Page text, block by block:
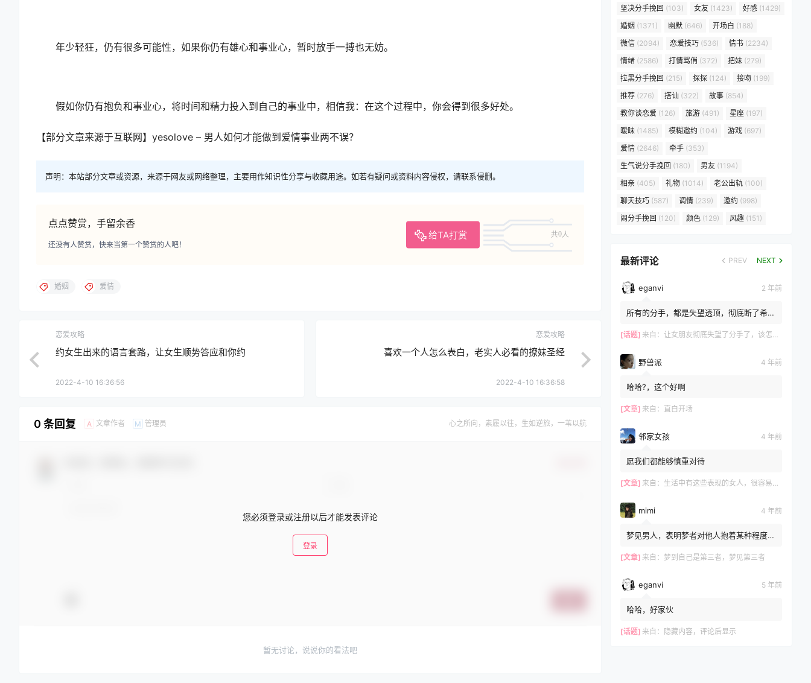
年少轻狂，仍有很多可能性，如果你仍有雄心和事业心，暂时放手一搏也无妨。
假如你仍有抱负和事业心，将时间和精力投入到自己的事业中，相信我：在这个过程中，你会得到很多好处。
【部分文章来源于互联网】yesolove – 男人如何才能做到爱情事业两不误？
声明：本站部分文章或资源，来源于网友或网络整理，主要用作知识性分享与收藏用途。如若有疑问或资料内容侵权，请联系侵删。
点点赞赏，手留余香
给TA打赏 共0人
还没有人赞赏，快来当第一个赞赏的人吧！
婚姻 爱情
恋爱攻略
约女生出来的语言套路，让女生顺势答应和你约
2022-4-10 16:36:56
恋爱攻略
喜欢一个人怎么表白，老实人必看的撩妹圣经
2022-4-10 16:36:58
0 条回复 A 文章作者 M 管理员 心之所向，素履以往，生如逆旅，一苇以航
您必须登录或注册以后才能发表评论
登录
暂无讨论，说说你的看法吧
坚决分手挽回 (103) 女友 (1423) 好感 (1429)
婚姻 (1371) 幽默 (646) 开场白 (188)
微信 (2094) 恋爱技巧 (536) 情书 (2234)
情绪 (2586) 打情骂俏 (372) 把妹 (279)
拉黑分手挽回 (215) 探探 (124) 接吻 (199)
推荐 (276) 搭讪 (322) 故事 (854)
教你谈恋爱 (126) 旅游 (491) 星座 (197)
暧昧 (1485) 模糊邀约 (104) 游戏 (697)
爱情 (2646) 牵手 (353)
生气说分手挽回 (180) 男友 (1194)
相亲 (405) 礼物 (1014) 老公出轨 (100)
聊天技巧 (587) 调情 (239) 邀约 (998)
闹分手挽回 (120) 颜色 (129) 风趣 (151)
最新评论 PREV NEXT
eganvi 2 年前
所有的分手，都是失望透顶，彻底断了希
望的过程。 ?女生嘴上说...
[话题] 来自： 让女朋友彻底失望了分手了，该怎么挽回？
野兽派 4 年前
哈哈?，这个好啊
[文章] 来自： 直白开场
邻家女孩 4 年前
愿我们都能够慎重对待
[文章] 来自： 生活中有这些表现的女人，很容易和别人发生关系，再漂亮也别娶
mimi 4 年前
梦见男人，表明梦者对他人抱着某种程度的
[文章] 来自： 梦到自己是第三者，梦见第三者
eganvi 5 年前
哈哈，好家伙
[话题] 来自： 隐藏内容，评论后显示